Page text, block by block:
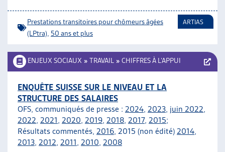
Prestations transitoires pour chômeurs âgées
(LPtra) 50 ans et plus
ARTIAS
ENJEUX SOCIAUX » TRAVAIL » CHIFFRES À L’APPUI
ENQUÊTE SUISSE SUR LE NIVEAU ET LA
STRUCTURE DES SALAIRES
OFS, communiqués de presse : 2024, 2023, juin 2022,
2022, 2021, 2020, 2019, 2018, 2017, 2015;
Résultats commentés, 2016, 2015 (non édité) 2014,
2013, 2012, 2011, 2010, 2008